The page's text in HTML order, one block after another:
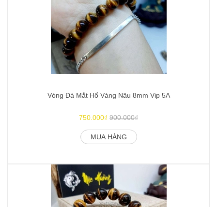
Vòng Đá Mắt Hổ Vàng Nâu 8mm Vip 5A
750.000₫ 900.000₫
MUA HÀNG